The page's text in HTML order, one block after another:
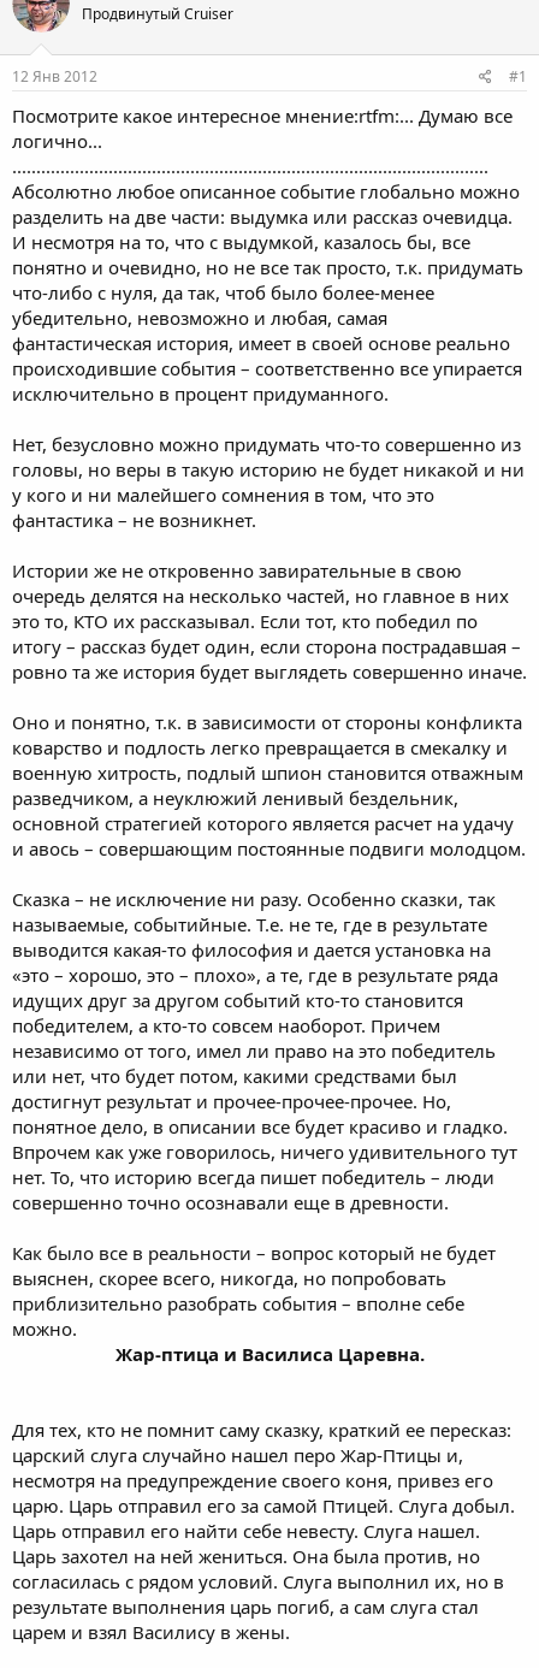
р
т
е
м
н
ч
а
Продвинутый Cruiser
12 Янв 2012 #1
Посмотрите какое интересное мнение:rtfm:... Думаю все
логично...
...................................................................................................
Абсолютно любое описанное событие глобально можно
разделить на две части: выдумка или рассказ очевидца.
И несмотря на то, что с выдумкой, казалось бы, все
понятно и очевидно, но не все так просто, т.к. придумать
что-либо с нуля, да так, чтоб было более-менее
убедительно, невозможно и любая, самая
фантастическая история, имеет в своей основе реально
происходившие события – соответственно все упирается
исключительно в процент придуманного.
Нет, безусловно можно придумать что-то совершенно из
головы, но веры в такую историю не будет никакой и ни
у кого и ни малейшего сомнения в том, что это
фантастика – не возникнет.
Истории же не откровенно завирательные в свою
очередь делятся на несколько частей, но главное в них
это то, КТО их рассказывал. Если тот, кто победил по
итогу – рассказ будет один, если сторона пострадавшая –
ровно та же история будет выглядеть совершенно иначе.
Оно и понятно, т.к. в зависимости от стороны конфликта
коварство и подлость легко превращается в смекалку и
военную хитрость, подлый шпион становится отважным
разведчиком, а неуклюжий ленивый бездельник,
основной стратегией которого является расчет на удачу
и авось – совершающим постоянные подвиги молодцом.
Сказка – не исключение ни разу. Особенно сказки, так
называемые, событийные. Т.е. не те, где в результате
выводится какая-то философия и дается установка на
«это – хорошо, это – плохо», а те, где в результате ряда
идущих друг за другом событий кто-то становится
победителем, а кто-то совсем наоборот. Причем
независимо от того, имел ли право на это победитель
или нет, что будет потом, какими средствами был
достигнут результат и прочее-прочее-прочее. Но,
понятное дело, в описании все будет красиво и гладко.
Впрочем как уже говорилось, ничего удивительного тут
нет. То, что историю всегда пишет победитель – люди
совершенно точно осознавали еще в древности.
Как было все в реальности – вопрос который не будет
выяснен, скорее всего, никогда, но попробовать
приблизительно разобрать события – вполне себе
можно.
Жар-птица и Василиса Царевна.
Для тех, кто не помнит саму сказку, краткий ее пересказ:
царский слуга случайно нашел перо Жар-Птицы и,
несмотря на предупреждение своего коня, привез его
царю. Царь отправил его за самой Птицей. Слуга добыл.
Царь отправил его найти себе невесту. Слуга нашел.
Царь захотел на ней жениться. Она была против, но
согласилась с рядом условий. Слуга выполнил их, но в
результате выполнения царь погиб, а сам слуга стал
царем и взял Василису в жены.